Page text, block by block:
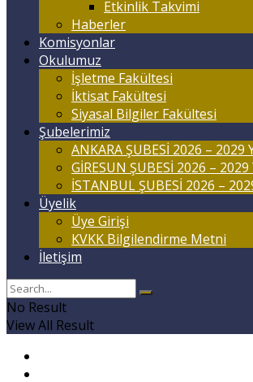
Etkinlik Takvimi
Haberler
Komisyonlar
Okulumuz
İşletme Fakültesi
İktisat Fakültesi
Siyasal Bilgiler Fakültesi
Şubelerimiz
ANKARA ŞUBESİ 2026 – 2029
GİRESUN ŞUBESİ 2026 –
İSTANBUL ŞUBESİ 2026 –
Üyelik
Üye Girişi
KVKK Bilgilendirme Metni
İletişim
No Result
View All Result